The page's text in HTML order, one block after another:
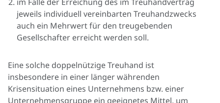
jeweils individuell vereinbarten Treuhandzwecks
auch ein Mehrwert für den treugebenden
Gesellschafter erreicht werden soll.
Eine solche doppelnützige Treuhand ist
insbesondere in einer länger währenden
Krisensituation eines Unternehmens bzw. einer
Unternehmensgruppe ein geeignetes Mittel, um